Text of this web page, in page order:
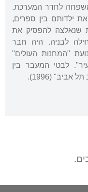
לחדר המערכת.
את ילדותם בין ספרים,
שנאלצה להפסיק את
לבניה. היה חבר
"המחנות העולים"
לבטי המעבר בין
(1996).